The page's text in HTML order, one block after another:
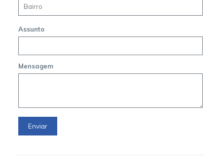
Assunto
Mensagem